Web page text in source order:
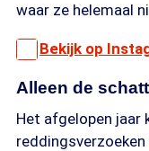
waar ze helemaal
Bekijk op
Alleen de
Het afgelopen jaar